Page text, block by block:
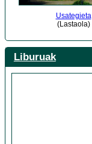
Usategieta
(Lastaola)
Liburuak